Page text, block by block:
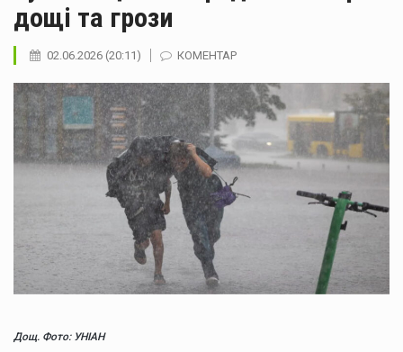
дощі та грози
02.06.2026 (20:11) КОМЕНТАР
Дощ. Фото: УНІАН